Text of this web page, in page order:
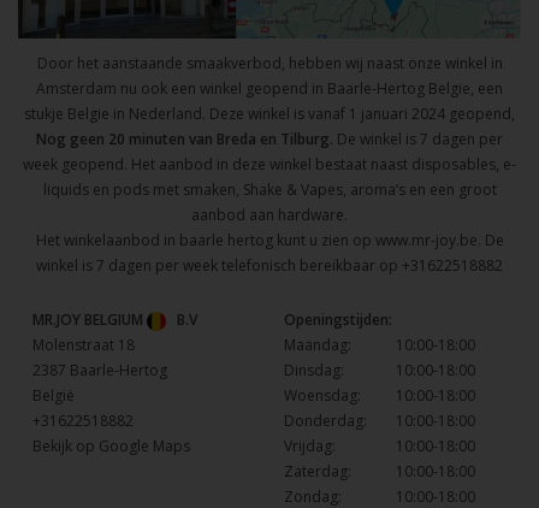
Door het aanstaande smaakverbod, hebben wij naast onze winkel in
Amsterdam nu ook een winkel geopend in Baarle-Hertog Belgie, een
stukje Belgie in Nederland. Deze winkel is vanaf 1 januari 2024 geopend,
Nog geen 20 minuten van Breda en Tilburg. De winkel is 7 dagen per
week geopend. Het aanbod in deze winkel bestaat naast disposables, e-
liquids en pods met smaken, Shake & Vapes, aroma’s en een groot
aanbod aan hardware.
Het winkelaanbod in baarle hertog kunt u zien op www.mr-joy.be. De
winkel is 7 dagen per week telefonisch bereikbaar op +31622518882
MR.JOY BELGIUM
B.V
Molenstraat 18
2387 Baarle-Hertog
België
+31622518882
Bekijk op Google Maps
Openingstijden:
Maandag:
10:00-18:00
Dinsdag:
10:00-18:00
Woensdag:
10:00-18:00
Donderdag:
10:00-18:00
Vrijdag:
10:00-18:00
Zaterdag:
10:00-18:00
Zondag:
10:00-18:00